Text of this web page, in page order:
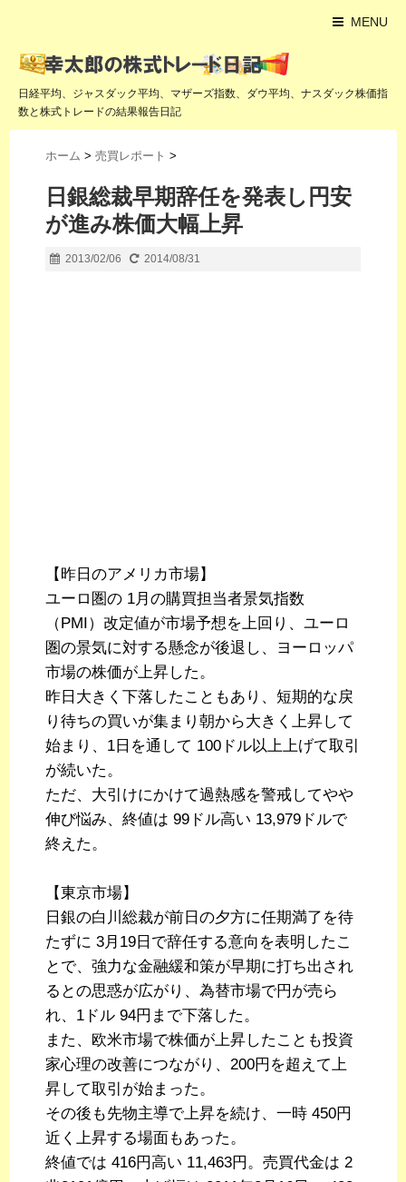
MENU
日経平均、ジャスダック平均、マザーズ指数、ダウ平均、ナスダック株価指
数と株式トレードの結果報告日記
ホーム > 売買レポート >
日銀総裁早期辞任を発表し円安
が進み株価大幅上昇
2013/02/06 2014/08/31
【昨日のアメリカ市場】
ユーロ圏の 1月の購買担当者景気指数
（PMI）改定値が市場予想を上回り、ユーロ
圏の景気に対する懸念が後退し、ヨーロッパ
市場の株価が上昇した。
昨日大きく下落したこともあり、短期的な戻
り待ちの買いが集まり朝から大きく上昇して
始まり、1日を通して 100ドル以上上げて取引
が続いた。
ただ、大引けにかけて過熱感を警戒してやや
伸び悩み、終値は 99ドル高い 13,979ドルで
終えた。
【東京市場】
日銀の白川総裁が前日の夕方に任期満了を待
たずに 3月19日で辞任する意向を表明したこ
とで、強力な金融緩和策が早期に打ち出され
るとの思惑が広がり、為替市場で円が売ら
れ、1ドル 94円まで下落した。
また、欧米市場で株価が上昇したことも投資
家心理の改善につながり、200円を超えて上
昇して取引が始まった。
その後も先物主導で上昇を続け、一時 450円
近く上昇する場面もあった。
終値では 416円高い 11,463円。売買代金は 2